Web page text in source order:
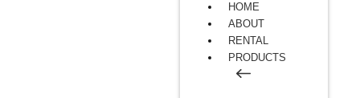
HOME
ABOUT
RENTAL
PRODUCTS